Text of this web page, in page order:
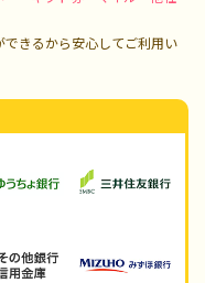
できるから安心してご利用い